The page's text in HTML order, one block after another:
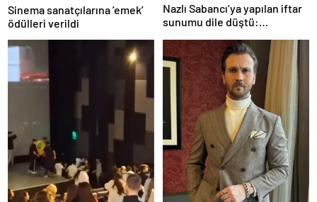
Sinema sanatçılarına ’emek’
ödülleri verildi
Nazlı Sabancı’ya yapılan iftar
sunumu dile düştü: